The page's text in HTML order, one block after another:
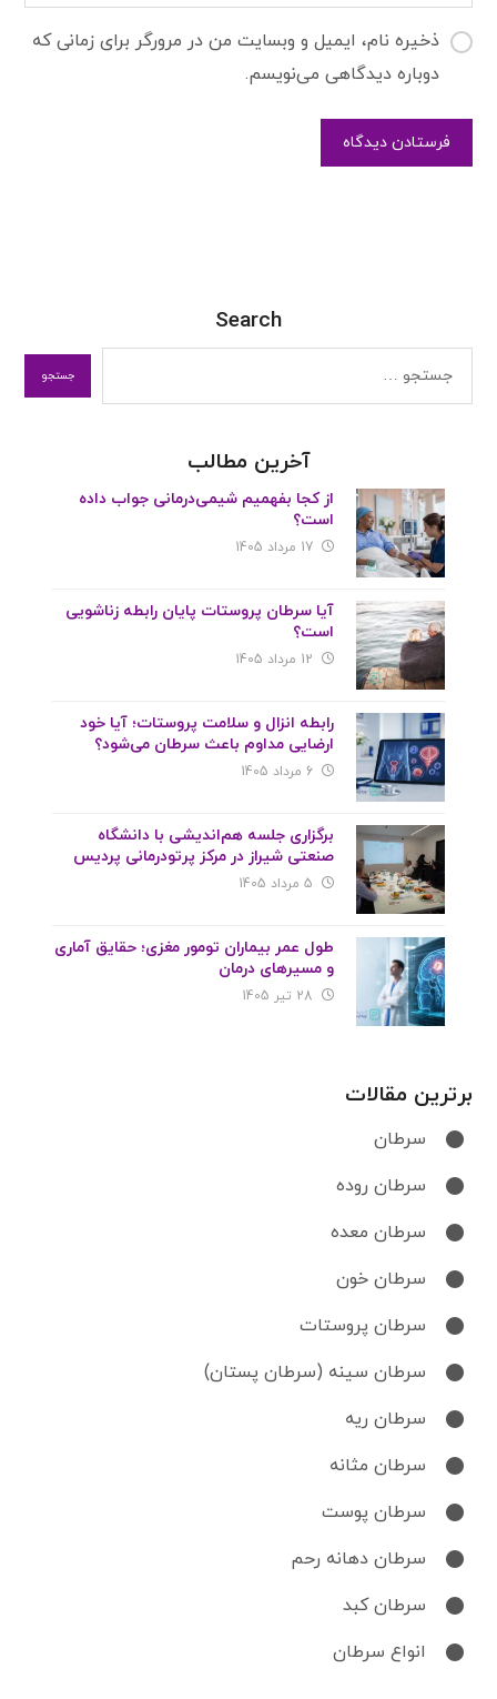
ذخیره نام، ایمیل و وبسایت من در مرورگر برای زمانی که
دوباره دیدگاهی می‌نویسم.
Search
آخرین مطالب
از کجا بفهمیم شیمی‌درمانی جواب داده
است؟
17 مرداد 1405
آیا سرطان پروستات پایان رابطه زناشویی
است؟
12 مرداد 1405
رابطه انزال و سلامت پروستات؛ آیا خود
ارضایی مداوم باعث سرطان می‌شود؟
6 مرداد 1405
برگزاری جلسه هم‌اندیشی با دانشگاه
صنعتی شیراز در مرکز پرتودرمانی پردیس
5 مرداد 1405
طول عمر بیماران تومور مغزی؛ حقایق آماری
و مسیرهای درمان
28 تیر 1405
برترین مقالات
سرطان
سرطان روده
سرطان معده
سرطان خون
سرطان پروستات
سرطان سینه (سرطان پستان)
سرطان ریه
سرطان مثانه
سرطان پوست
سرطان دهانه رحم
سرطان کبد
انواع سرطان